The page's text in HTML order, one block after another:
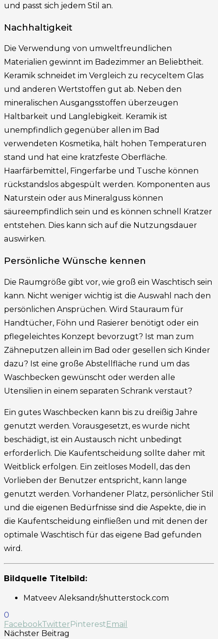
und passt sich jedem Stil an.
Nachhaltigkeit
Die Verwendung von umweltfreundlichen
Materialien gewinnt im Badezimmer an Beliebtheit.
Keramik schneidet im Vergleich zu recyceltem Glas
und anderen Wertstoffen gut ab. Neben den
mineralischen Ausgangsstoffen überzeugen
Haltbarkeit und Langlebigkeit. Keramik ist
unempfindlich gegenüber allen im Bad
verwendeten Kosmetika, hält hohen Temperaturen
stand und hat eine kratzfeste Oberfläche.
Haarfärbemittel, Fingerfarbe und Tusche können
rückstandslos abgespült werden. Komponenten aus
Naturstein oder aus Mineralguss können
säureempfindlich sein und es können schnell Kratzer
entstehen. Dies kann sich auf die Nutzungsdauer
auswirken.
Persönliche Wünsche kennen
Die Raumgröße gibt vor, wie groß ein Waschtisch sein
kann. Nicht weniger wichtig ist die Auswahl nach den
persönlichen Ansprüchen. Wird Stauraum für
Handtücher, Föhn und Rasierer benötigt oder ein
pflegeleichtes Konzept bevorzugt? Ist man zum
Zähneputzen allein im Bad oder gesellen sich Kinder
dazu? Ist eine große Abstellfläche rund um das
Waschbecken gewünscht oder werden alle
Utensilien in einem separaten Schrank verstaut?
Ein gutes Waschbecken kann bis zu dreißig Jahre
genutzt werden. Vorausgesetzt, es wurde nicht
beschädigt, ist ein Austausch nicht unbedingt
erforderlich. Die Kaufentscheidung sollte daher mit
Weitblick erfolgen. Ein zeitloses Modell, das den
Vorlieben der Benutzer entspricht, kann lange
genutzt werden. Vorhandener Platz, persönlicher Stil
und die eigenen Bedürfnisse sind die Aspekte, die in
die Kaufentscheidung einfließen und mit denen der
optimale Waschtisch für das eigene Bad gefunden
wird.
Bildquelle Titelbild:
Matveev Aleksandr/shutterstock.com
0
FacebookTwitterPinterestEmail
Nächster Beitrag